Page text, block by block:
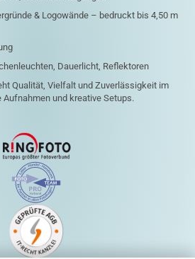
& Logowände – bedruckt bis 4,50 m
Dauerlicht, Reflektoren
Qualität, Vielfalt und Zuverlässigkeit im
und kreative Setups.